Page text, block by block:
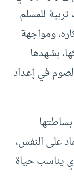
للمسلم
ومواجهة
بشهدها
في إعداد
على النفس،
يناسب حياة